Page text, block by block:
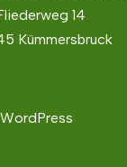
14
Kümmersbruck
WordPress